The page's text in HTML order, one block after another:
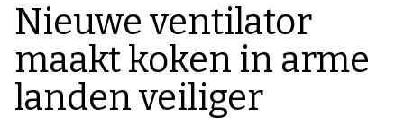
Nieuwe ventilator
maakt koken in arme
landen veiliger